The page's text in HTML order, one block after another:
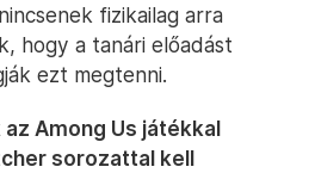
fizikailag arra
hogy a tanári előadást
ezt megtenni.
Among Us játékkal
sorozattal kell